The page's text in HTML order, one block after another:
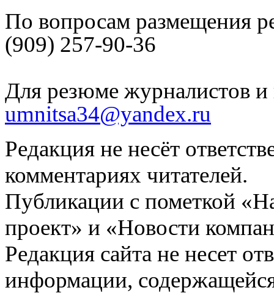
По вопросам размещения
(909) 257-90-36
Для резюме журналистов и
umnitsa34@yandex.ru
Редакция не несёт
комментариях читателей.
Публикации с пометкой
проект» и «Новости
Редакция сайта не несет
информации,